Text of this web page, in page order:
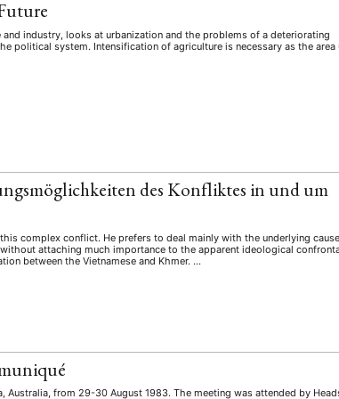
industry, looks at urbanization and the problems of a deteriorating
political system. Intensification of agriculture is necessary as the area
des Konfliktes in und um
complex conflict. He prefers to deal mainly with the underlying
attaching much importance to the apparent ideological
between the Vietnamese and Khmer. …
Australia, from 29-30 August 1983. The meeting was attended by